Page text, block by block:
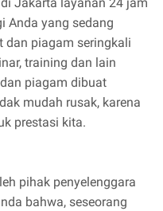
Anda yang sedang
dan piagam seringkali
training dan lain
piagam dibuat
mudah rusak, karena
prestasi kita.
pihak penyelenggara
bahwa, seseorang